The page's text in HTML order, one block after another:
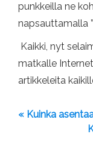
punkkeilla ne
napsauttamalla
Kaikki, nyt
matkalle
artikkeleita
« Kuinka